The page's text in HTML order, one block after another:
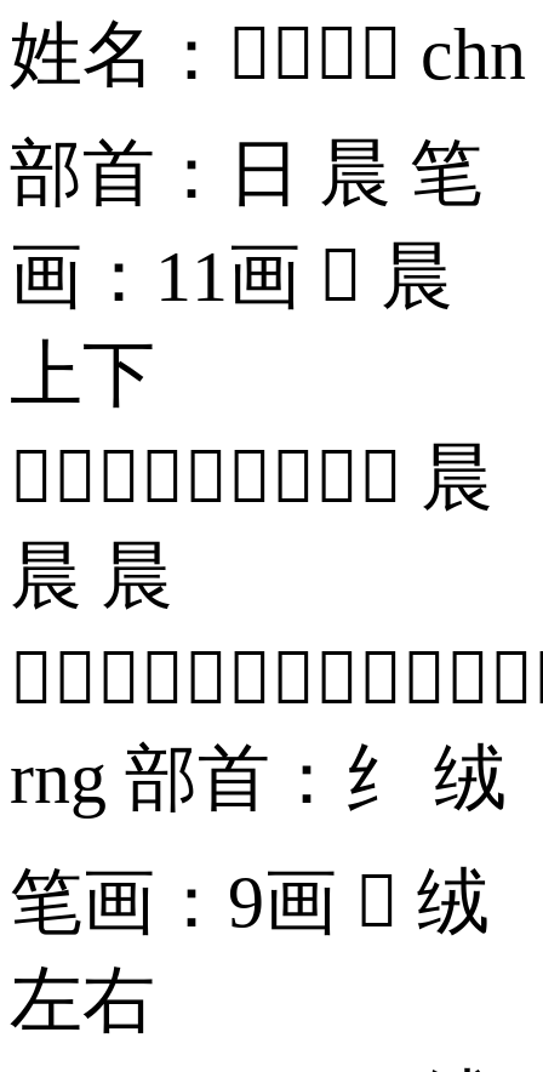
姓名： chn
部首：日 晨 笔
画：11画  晨
上下
 晨
晨 晨
rng 部首：纟 绒
笔画：9画  绒
左右